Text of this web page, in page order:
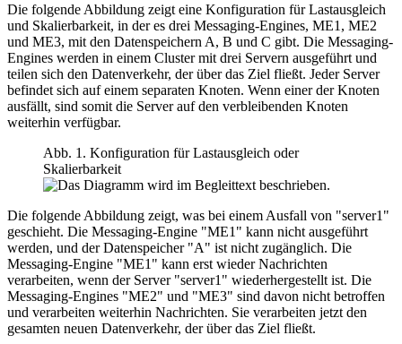
Die folgende Abbildung zeigt eine Konfiguration für Lastausgleich
und Skalierbarkeit, in der es drei Messaging-Engines, ME1, ME2
und ME3, mit den Datenspeichern A, B und C gibt. Die Messaging-
Engines werden in einem Cluster mit drei Servern ausgeführt und
teilen sich den Datenverkehr, der über das Ziel fließt. Jeder Server
befindet sich auf einem separaten Knoten. Wenn einer der Knoten
ausfällt, sind somit die Server auf den verbleibenden Knoten
weiterhin verfügbar.
Abb. 1. Konfiguration für Lastausgleich oder
Skalierbarkeit
Die folgende Abbildung zeigt, was bei einem Ausfall von "server1"
geschieht. Die Messaging-Engine "ME1" kann nicht ausgeführt
werden, und der Datenspeicher "A" ist nicht zugänglich. Die
Messaging-Engine "ME1" kann erst wieder Nachrichten
verarbeiten, wenn der Server "server1" wiederhergestellt ist. Die
Messaging-Engines "ME2" und "ME3" sind davon nicht betroffen
und verarbeiten weiterhin Nachrichten. Sie verarbeiten jetzt den
gesamten neuen Datenverkehr, der über das Ziel fließt.